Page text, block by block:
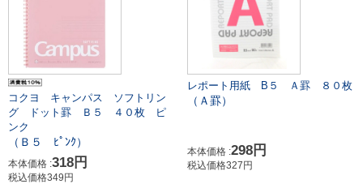
コクヨ キャンパス ソフトリン
グ ドット罫 Ｂ５ ４０枚 ピ
ンク
（Ｂ５ ﾋﾟﾝｸ）
本体価格 :318円
税込価格349円
レポート用紙 B５ Ａ罫 ８０枚
（Ａ罫）
本体価格 :298円
税込価格327円